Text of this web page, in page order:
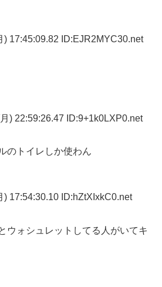
) 17:45:09.82 ID:EJR2MYC30.net
) 22:59:26.47 ID:9+1k0LXP0.net
のトイレしか使わん
) 17:54:30.10 ID:hZtXIxkC0.net
ウォシュレットしてる人がいてキ